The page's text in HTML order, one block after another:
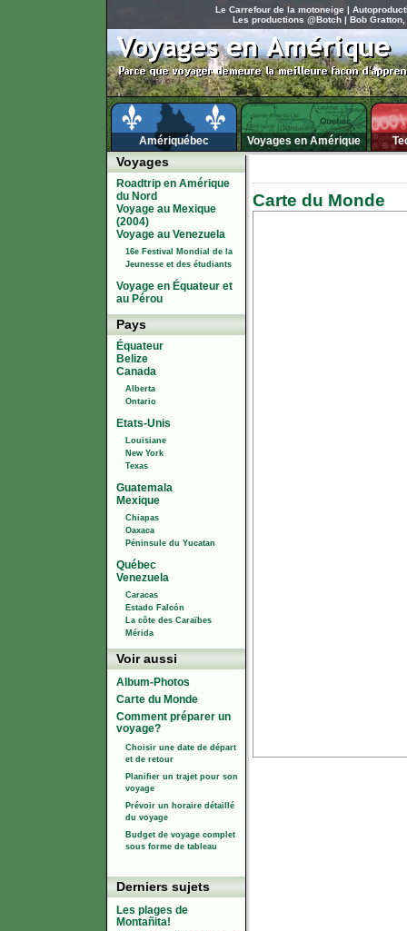
Le Carrefour de la motoneige |
Les productions @Botch| Bob
Amériquébec Voyages en Amérique
Carte du Monde
Voyages
Roadtrip en Amérique
du Nord
Voyage au Mexique
(2004)
Voyage au Venezuela
16e Festival Mondial de la
Jeunesse et des étudiants
Voyage en Équateur et
au Pérou
Pays
Équateur
Belize
Canada
Alberta
Ontario
Etats-Unis
Louisiane
New York
Texas
Guatemala
Mexique
Chiapas
Oaxaca
Péninsule du Yucatan
Québec
Venezuela
Caracas
Estado Falcón
La côte des Caraïbes
Mérida
Voir aussi
Album-Photos
Carte du Monde
Comment préparer un
voyage?
Choisir une date de départ
et de retour
Planifier un trajet pour son
voyage
Prévoir un horaire détaillé
du voyage
Budget de voyage complet
sous forme de tableau
Derniers sujets
Les plages de
Montañita!